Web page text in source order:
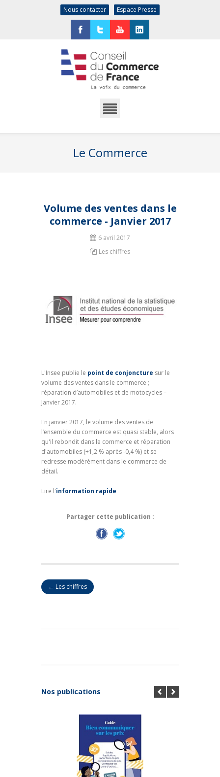
Nous contacter Espace Presse
Le Commerce
Volume des ventes dans le
commerce - Janvier 2017
6 avril 2017
Les chiffres
L'Insee publie le point de conjoncture sur le
volume des ventes dans le commerce ;
réparation d’automobiles et de motocycles –
Janvier 2017.
En janvier 2017, le volume des ventes de
l’ensemble du commerce est quasi stable, alors
qu'il rebondit dans le commerce et réparation
d'automobiles (+1,2 % après -0,4 %) et se
redresse modérément dans le commerce de
détail.
Lire l'information rapide
Partager cette publication :
← Les chiffres
Nos publications